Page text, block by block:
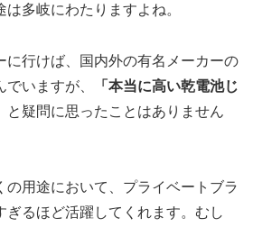
多岐にわたりますよね。
に行けば、国内外の有名メーカーの
いますが、
「本当に高い乾電池じ
と疑問に思ったことはありません
の用途において、プライベートブラ
ぎるほど活躍してくれます。むし